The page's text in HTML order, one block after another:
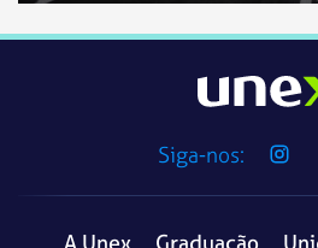
Siga-nos: